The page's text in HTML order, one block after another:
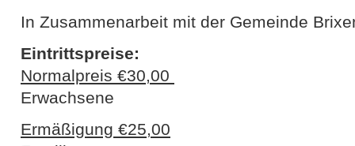
In Zusammenarbeit mit der Gemeinde
Eintrittspreise:
Normalpreis €30,00
Erwachsene
Ermäßigung €25,00